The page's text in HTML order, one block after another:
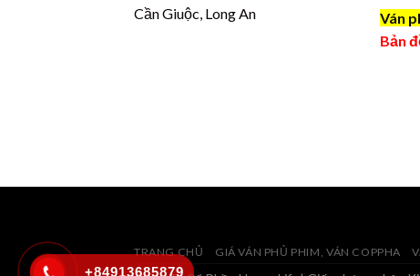
Cần Giuộc, Long An
Ván
Bản
TRANG CHỦ GIÁ VÁN PHỦ PHIM, VÁN COPPHA
+84913685879